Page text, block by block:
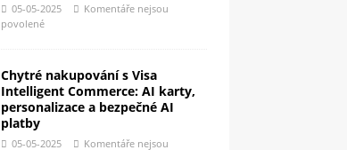
05-05-2025
Komentáře nejsou
povolené
Chytré nakupování s Visa
Intelligent Commerce: AI karty,
personalizace a bezpečné AI
platby
05-05-2025 Komentáře nejsou